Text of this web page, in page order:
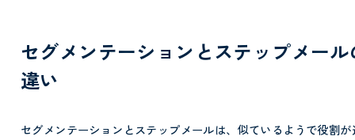
セグメンテーションとステップメール
違い
セグメンテーションとステップメールは、似ているようで役割が